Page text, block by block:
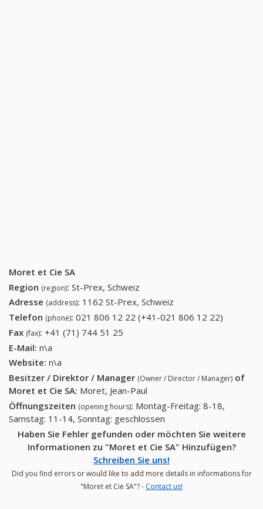
Moret et Cie SA
Region (region): St-Prex, Schweiz
Adresse (address): 1162 St-Prex, Schweiz
Telefon (phone): 021 806 12 22 (+41-021 806 12 22)
Fax (fax): +41 (71) 744 51 25
E-Mail: n\a
Website: n\a
Besitzer / Direktor / Manager (Owner / Director / Manager) of
Moret et Cie SA: Moret, Jean-Paul
Öffnungszeiten (opening hours): Montag-Freitag: 8-18,
Samstag: 11-14, Sonntag: geschlossen
Haben Sie Fehler gefunden oder möchten Sie weitere
Informationen zu "Moret et Cie SA" Hinzufügen?
Schreiben Sie uns!
Did you find errors or would like to add more details in informations for
"Moret et Cie SA"? - Contact us!